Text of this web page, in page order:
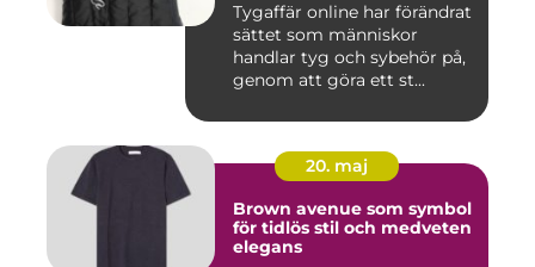
Tygaffär online har förändrat
sättet som människor
handlar tyg och sybehör på,
genom att göra ett st...
20. maj
Brown avenue som symbol
för tidlös stil och medveten
elegans